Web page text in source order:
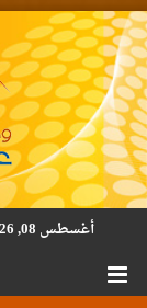
أغسطس 08, 2026